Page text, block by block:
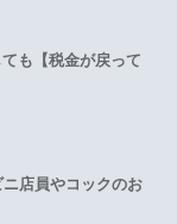
も【税金が戻って
店員やコックのお